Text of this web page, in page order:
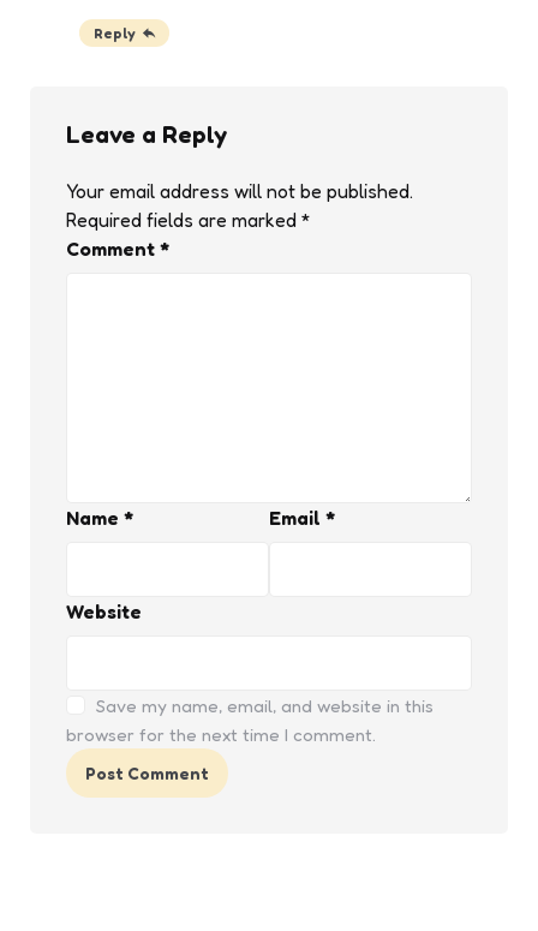
Reply
Leave a Reply
Your email address will not be published.
Required fields are marked *
Comment *
Name * Email *
Website
Save my name, email, and website in this
browser for the next time I comment.